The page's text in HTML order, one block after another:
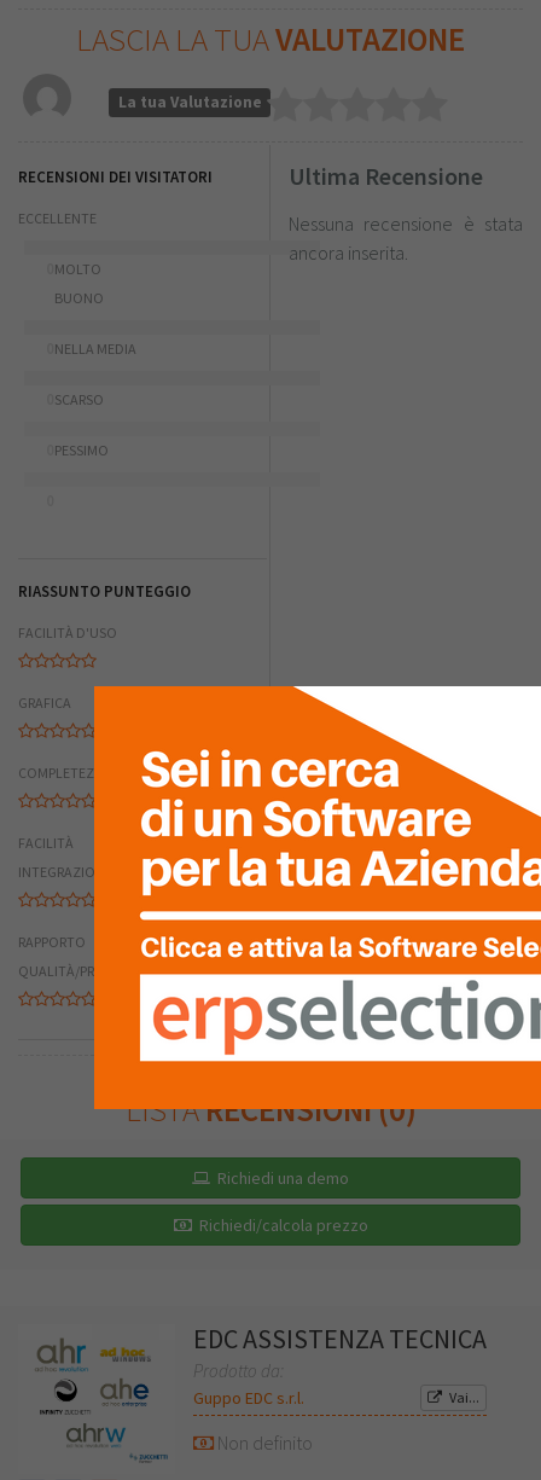
LASCIA LA TUAVALUTAZIONE
La tua Valutazione
RECENSIONI DEI VISITATORI
ECCELLENTE
MOLTO
BUONO
NELLA MEDIA
SCARSO
PESSIMO
RIASSUNTO PUNTEGGIO
FACILITÀ D'USO
GRAFICA
COMPLETEZZA
FACILITÀ DI
INTEGRAZIONE
RAPPORTO
QUALITÀ/PREZZO
Ultima Recensione
Nessuna recensione è stata
ancora inserita.
LISTARECENSIONI (0)
Richiedi una demo
Richiedi/calcola prezzo
EDC ASSISTENZA TECNICA
Prodotto da:
Guppo EDC s.r.l. Vai...
Non definito